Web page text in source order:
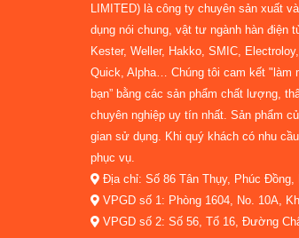
LIMITED) là công ty chuyên sản xuất
dụng nói chung, vật tư ngành hàn điện
Kester, Weller, Hakko, SMIC,
Quick, Alpha… Chúng tôi cam kết "làm
bạn” bằng các sản phẩm chất lượng,
chuyên nghiệp uy tín nhất. Sản phẩm
gian sử dụng. Khi quý khách có nhu
phục vụ.
Địa chỉ: Số 86 Tân Thụy, Phúc Đồng,
VPGD số 1: Phòng 1604, No. 10A,
VPGD số 2: Số 56, Tổ 16, Đường